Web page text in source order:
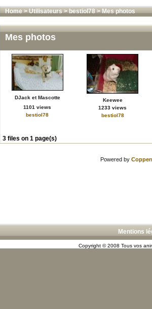
Home>Utilisateurs>bestiol78>Mes photos
Mes photos
DJack et Mascotte
1101 views
bestiol78
Keewee
1233 views
bestiol78
3 files on 1 page(s)
Powered by
Mentions
Copyright © 2008 Tous vos